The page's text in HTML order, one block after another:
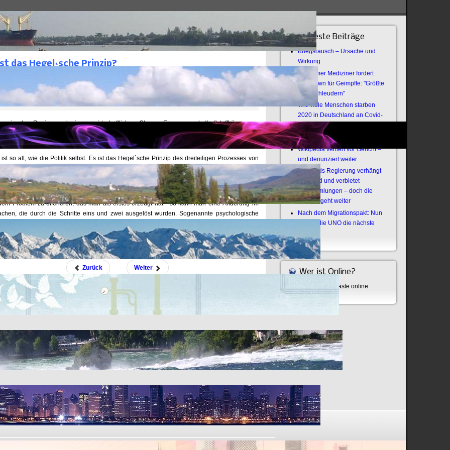
Archive
Hegel`sche Prinzip?
das Hegel`sche Prinzip?
Geheimgesellschaften 2
27. November 1996
in der Regierung kreieren wirtschaftliches Chaos, Essens- und Kraftstoffkürzungen,
Steuern, Bildungskrisen, Angst vor Krieg und andere Zustände, um die Menschen auf eine
"hoffen"zu lassen.
ist so alt, wie die Politik selbst. Es ist das Hegel`sche Prinzip des dreiteiligen Prozesses von
und Synthese.
(die These) ist, ein Problem zu erzeugen. Der zweite Schritt (die Antithese) ist, eine
dem Problem zu erschaffen (Angst, Panik, Hysterie). Der dritte Schritt (die Synthese) ist, die
Problem zu offerieren, das man als erstes erzeugt hat - so kann man eine Änderung im
die durch die Schritte eins und zwei ausgelöst wurden. Sogenannte psychologische
Hegel`sche Prinzip natürlich auch in konstruktiver Weise angewandt werden.
Zurück Weiter
Neueste Beiträge
Kriegsrausch – Ursache und
Wirkung
Bochumer Mediziner fordert
Lockdown für Geimpfte: "Größte
Virenschleudern"
Wie viele Menschen starben
2020 in Deutschland an Covid-
19?
Offener Brief an die Armee
Wikipedia verliert vor Gericht –
und denunziert weiter
Thailands Regierung verhängt
Notstand und verbietet
Versammlungen – doch die
Revolte geht weiter
Nach dem Migrationspakt: Nun
zündet die UNO die nächste
Wer ist Online?
Aktuell sind 513 Gäste online